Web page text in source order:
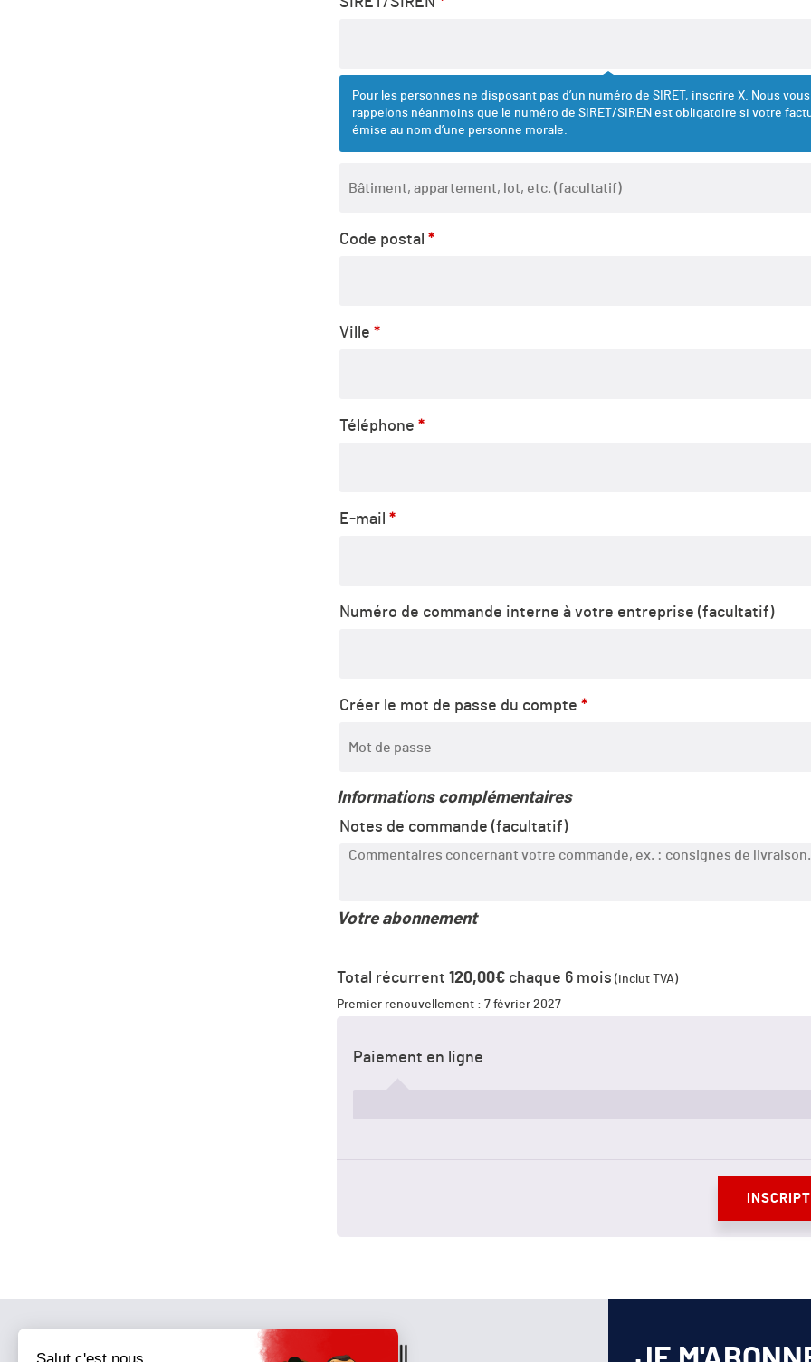
Pour les personnes ne disposant pas d’un numéro de SIRET, inscrire X. Nous vous
rappelons néanmoins que le numéro de SIRET/SIREN est obligatoire si votre
émise au nom d’une personne morale.
unité,
Code postal *
Ville *
Téléphone *
E-mail *
Numéro de commande interne à votre entreprise (facultatif)
Créer le mot de passe du compte *
Informations complémentaires
Notes de commande (facultatif)
Votre abonnement
Total récurrent 120,00€ chaque 6 mois (inclut TVA)
Premier renouvellement : 7 février 2027
Paiement en ligne